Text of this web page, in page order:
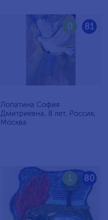
81
0
Лопатина София
Дмитриевна, 8 лет, Россия,
Москва
80
1